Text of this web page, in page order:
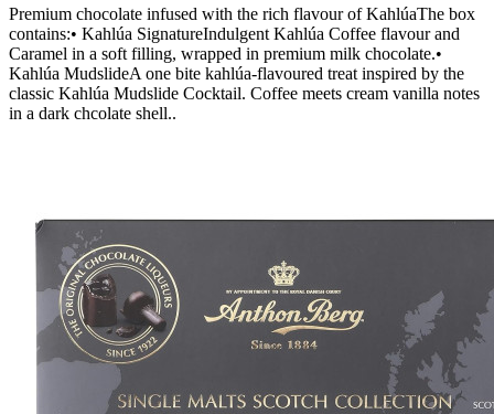
Premium chocolate infused with the rich flavour of KahlúaThe box
contains:• Kahlúa SignatureIndulgent Kahlúa Coffee flavour and
Caramel in a soft filling, wrapped in premium milk chocolate.•
Kahlúa MudslideA one bite kahlúa-flavoured treat inspired by the
classic Kahlúa Mudslide Cocktail. Coffee meets cream vanilla notes
in a dark chcolate shell..